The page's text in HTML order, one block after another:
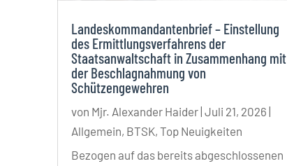
Landeskommandantenbrief – Einstellung
des Ermittlungsverfahrens der
Staatsanwaltschaft in Zusammenhang mit
der Beschlagnahmung von
Schützengewehren
von Mjr. Alexander Haider| Juli 21, 2026 |
Allgemein, BTSK, Top Neuigkeiten
Bezogen auf das bereits abgeschlossenen